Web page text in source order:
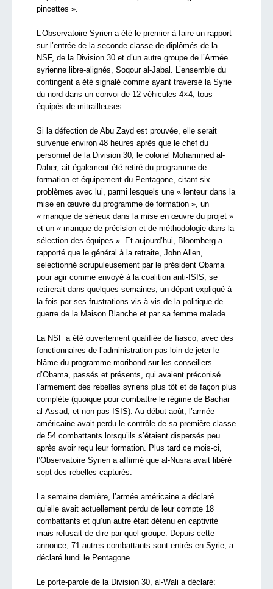
pincettes ».
L’Observatoire Syrien a été le premier à faire un rapport
sur l’entrée de la seconde classe de diplômés de la
NSF, de la Division 30 et d’un autre groupe de l’Armée
syrienne libre-alignés, Soqour al-Jabal. L’ensemble du
contingent a été signalé comme ayant traversé la Syrie
du nord dans un convoi de 12 véhicules 4×4, tous
équipés de mitrailleuses.
Si la défection de Abu Zayd est prouvée, elle serait
survenue environ 48 heures après que le chef du
personnel de la Division 30, le colonel Mohammed al-
Daher, ait également été retiré du programme de
formation-et-équipement du Pentagone, citant six
problèmes avec lui, parmi lesquels une « lenteur dans la
mise en œuvre du programme de formation », un
« manque de sérieux dans la mise en œuvre du projet »
et un « manque de précision et de méthodologie dans la
sélection des équipes ». Et aujourd’hui, Bloomberg a
rapporté que le général à la retraite, John Allen,
selectionné scrupuleusement par le président Obama
pour agir comme envoyé à la coalition anti-ISIS, se
retirerait dans quelques semaines, un départ expliqué à
la fois par ses frustrations vis-à-vis de la politique de
guerre de la Maison Blanche et par sa femme malade.
La NSF a été ouvertement qualifiée de fiasco, avec des
fonctionnaires de l’administration pas loin de jeter le
blâme du programme moribond sur les conseillers
d’Obama, passés et présents, qui avaient préconisé
l’armement des rebelles syriens plus tôt et de façon plus
complète (quoique pour combattre le régime de Bachar
al-Assad, et non pas ISIS). Au début août, l’armée
américaine avait perdu le contrôle de sa première classe
de 54 combattants lorsqu’ils s’étaient dispersés peu
après avoir reçu leur formation. Plus tard ce mois-ci,
l’Observatoire Syrien a affirmé que al-Nusra avait libéré
sept des rebelles capturés.
La semaine dernière, l’armée américaine a déclaré
qu’elle avait actuellement perdu de leur compte 18
combattants et qu’un autre était détenu en captivité
mais refusait de dire par quel groupe. Depuis cette
annonce, 71 autres combattants sont entrés en Syrie, a
déclaré lundi le Pentagone.
Le porte-parole de la Division 30, al-Wali a déclaré: